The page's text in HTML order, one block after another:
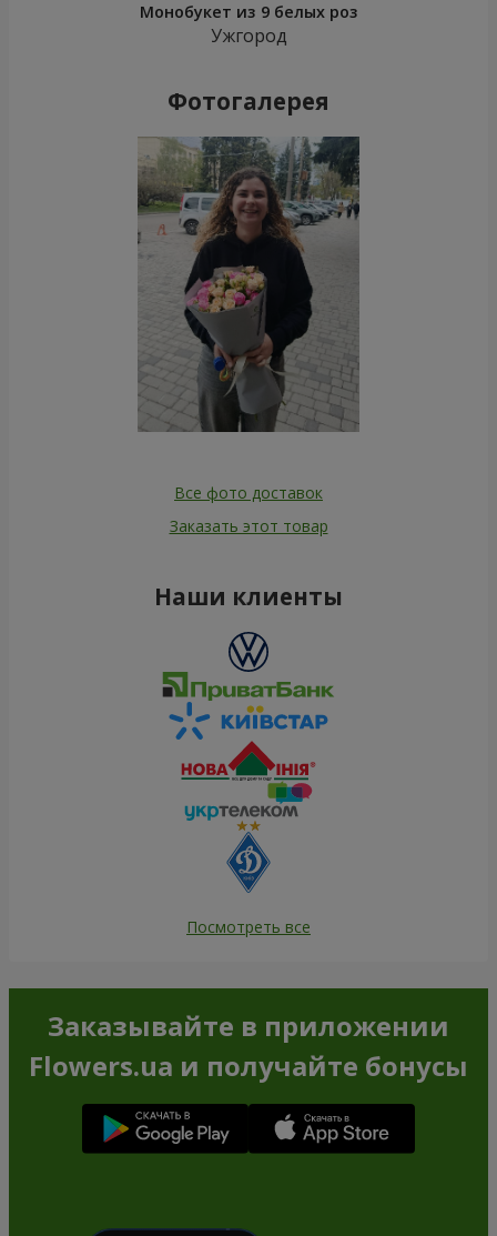
Монобукет из 9 белых роз
Ужгород
Фотогалерея
Все фото доставок
Заказать этот товар
Наши клиенты
Посмотреть все
Заказывайте в приложении
Flowers.ua и получайте бонусы